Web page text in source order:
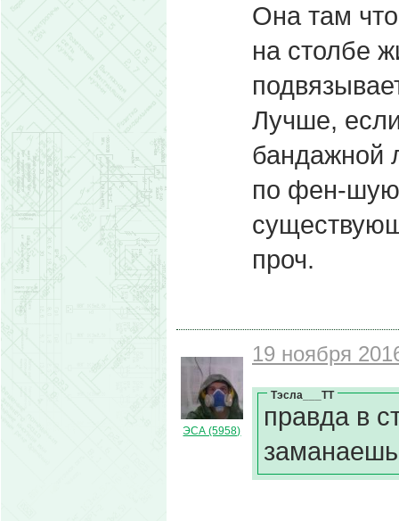
Она там
на столбе
Лучше,
бандажной
по фен-
проч.
ЭСА (5958)
19 ноября
Тэсла___ТТ
правда в